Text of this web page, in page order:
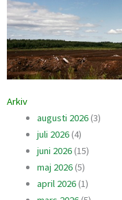
Arkiv
augusti 2026(3)
juli 2026(4)
juni 2026(15)
maj 2026(5)
april 2026(1)